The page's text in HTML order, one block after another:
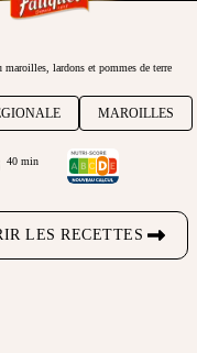
maroilles, lardons et pommes de terre
MAROILLES
40 min
LES RECETTES